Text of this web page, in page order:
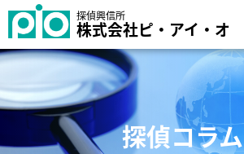
探偵興信所
株式会社ピ・アイ・オ
探偵コラム